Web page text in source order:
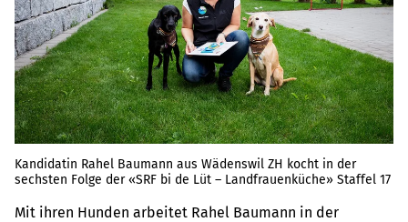
Kandidatin Rahel Baumann aus Wädenswil ZH kocht in der
sechsten Folge der «SRF bi de Lüt – Landfrauenküche» Staffel 17
Mit ihren Hunden arbeitet Rahel Baumann in der